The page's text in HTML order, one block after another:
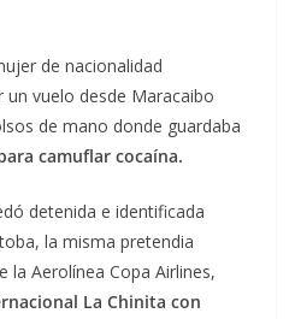
de nacionalidad
vuelo desde Maracaibo
de mano donde guardaba
camuflar cocaína.
detenida e identificada
la misma pretendia
la Aerolínea Copa Airlines,
La Chinita con